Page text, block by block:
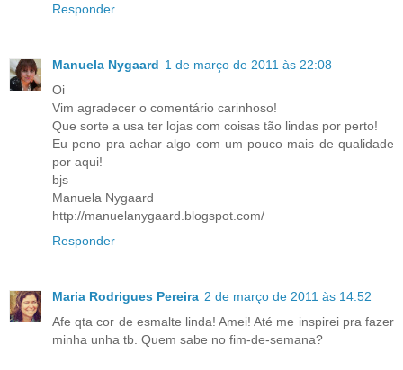
Responder
Manuela Nygaard 1 de março de 2011 às 22:08
Oi
Vim agradecer o comentário carinhoso!
Que sorte a usa ter lojas com coisas tão lindas por perto!
Eu peno pra achar algo com um pouco mais de qualidade
por aqui!
bjs
Manuela Nygaard
http://manuelanygaard.blogspot.com/
Responder
Maria Rodrigues Pereira 2 de março de 2011 às 14:52
Afe qta cor de esmalte linda! Amei! Até me inspirei pra fazer
minha unha tb. Quem sabe no fim-de-semana?